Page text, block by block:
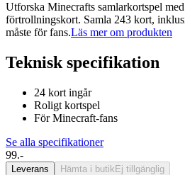
Utforska Minecrafts samlarkortspel
förtrollningskort. Samla 243 kort,
måste för fans.Läs mer om produkten
Teknisk specifikation
24 kort ingår
Roligt kortspel
För Minecraft-fans
Se alla specifikationer
99.-
Leverans Hämta i butik Ej tillgänglig